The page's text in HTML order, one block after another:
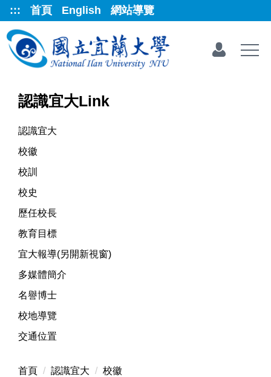
跳
到
主
要
::: 首頁 English 網站導覽
認識宜大Link
認識宜大
校徽
校訓
校史
歷任校長
教育目標
宜大報導(另開新視窗)
多媒體簡介
名譽博士
校地導覽
交通位置
首頁 認識宜大 校徽